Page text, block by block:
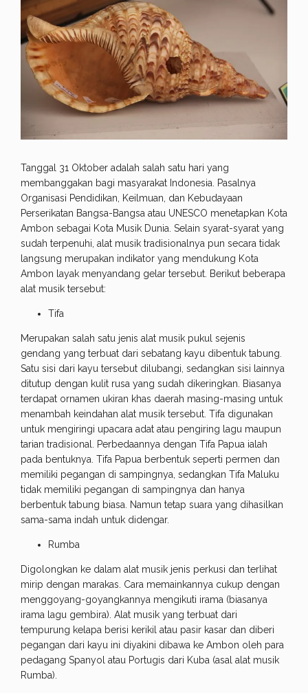
Tanggal 31 Oktober adalah salah satu hari yang
membanggakan bagi masyarakat Indonesia. Pasalnya
Organisasi Pendidikan, Keilmuan, dan Kebudayaan
Perserikatan Bangsa-Bangsa atau UNESCO menetapkan Kota
Ambon sebagai Kota Musik Dunia. Selain syarat-syarat yang
sudah terpenuhi, alat musik tradisionalnya pun secara tidak
langsung merupakan indikator yang mendukung Kota
Ambon layak menyandang gelar tersebut. Berikut beberapa
alat musik tersebut:
Tifa
Merupakan salah satu jenis alat musik pukul sejenis
gendang yang terbuat dari sebatang kayu dibentuk tabung.
Satu sisi dari kayu tersebut dilubangi, sedangkan sisi lainnya
ditutup dengan kulit rusa yang sudah dikeringkan. Biasanya
terdapat ornamen ukiran khas daerah masing-masing untuk
menambah keindahan alat musik tersebut. Tifa digunakan
untuk mengiringi upacara adat atau pengiring lagu maupun
tarian tradisional. Perbedaannya dengan Tifa Papua ialah
pada bentuknya. Tifa Papua berbentuk seperti permen dan
memiliki pegangan di sampingnya, sedangkan Tifa Maluku
tidak memiliki pegangan di sampingnya dan hanya
berbentuk tabung biasa. Namun tetap suara yang dihasilkan
sama-sama indah untuk didengar.
Rumba
Digolongkan ke dalam alat musik jenis perkusi dan terlihat
mirip dengan marakas. Cara memainkannya cukup dengan
menggoyang-goyangkannya mengikuti irama (biasanya
irama lagu gembira). Alat musik yang terbuat dari
tempurung kelapa berisi kerikil atau pasir kasar dan diberi
pegangan dari kayu ini diyakini dibawa ke Ambon oleh para
pedagang Spanyol atau Portugis dari Kuba (asal alat musik
Rumba).